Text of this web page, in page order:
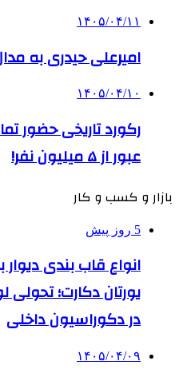
۱۴۰۵/۰۴/۱۱
امیرعلی حیدری به
۱۴۰۵/۰۴/۱۰
رکورد تاریخی حضور
عبور از ۵ میلیون نفر!
بازار و کسب و کار
5 روز پیش
انواع قاب بندی
یورتان دکارت؛
در دکوراسیون داخلی
۱۴۰۵/۰۴/۰۹